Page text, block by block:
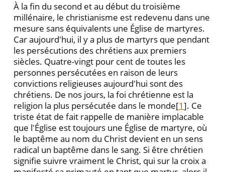
À la fin du second et au début du troisième
millénaire, le christianisme est redevenu dans une
mesure sans équivalents une Église de martyres.
Car aujourd'hui, il y a plus de martyrs que pendant
les persécutions des chrétiens aux premiers
siècles. Quatre-vingt pour cent de toutes les
personnes persécutées en raison de leurs
convictions religieuses aujourd'hui sont des
chrétiens. De nos jours, la foi chrétienne est la
religion la plus persécutée dans le monde[1]. Ce
triste état de fait rappelle de manière implacable
que l'Église est toujours une Église de martyre, où
le baptême au nom du Christ devient en un sens
radical un baptême dans le sang. Si être chrétien
signifie suivre vraiment le Christ, qui sur la croix a